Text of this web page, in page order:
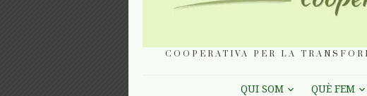
COOPERATIVA PER LA
QUI SOM QUÈ FEM